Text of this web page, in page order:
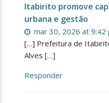
Itabirito promove
urbana e gestão
mar 30, 2026 at 9:42
[…] Prefeitura de
Alves […]
Responder